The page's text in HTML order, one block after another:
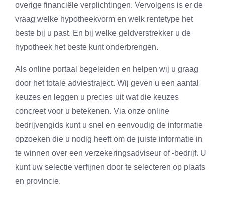
overige financiële verplichtingen. Vervolgens is er de
vraag welke hypotheekvorm en welk rentetype het
beste bij u past. En bij welke geldverstrekker u de
hypotheek het beste kunt onderbrengen.
Als online portaal begeleiden en helpen wij u graag
door het totale adviestraject. Wij geven u een aantal
keuzes en leggen u precies uit wat die keuzes
concreet voor u betekenen. Via onze online
bedrijvengids kunt u snel en eenvoudig de informatie
opzoeken die u nodig heeft om de juiste informatie in
te winnen over een verzekeringsadviseur of -bedrijf. U
kunt uw selectie verfijnen door te selecteren op plaats
en provincie.